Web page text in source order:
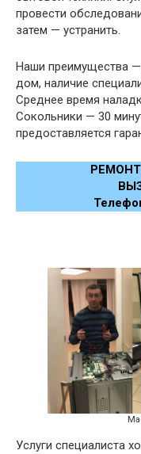
провести
затем — устранить.
Наши преимущества —
дом, наличие
Среднее время
Сокольники — 30
предоставляется
Услуги специалиста